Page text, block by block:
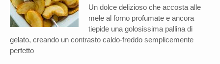
Un dolce delizioso che accosta alle
mele al forno profumate e ancora
tiepide una golosissima pallina di
gelato, creando un contrasto caldo-freddo semplicemente
perfetto